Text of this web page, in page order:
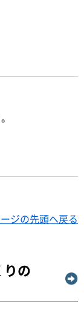
ジの先頭へ戻る
の